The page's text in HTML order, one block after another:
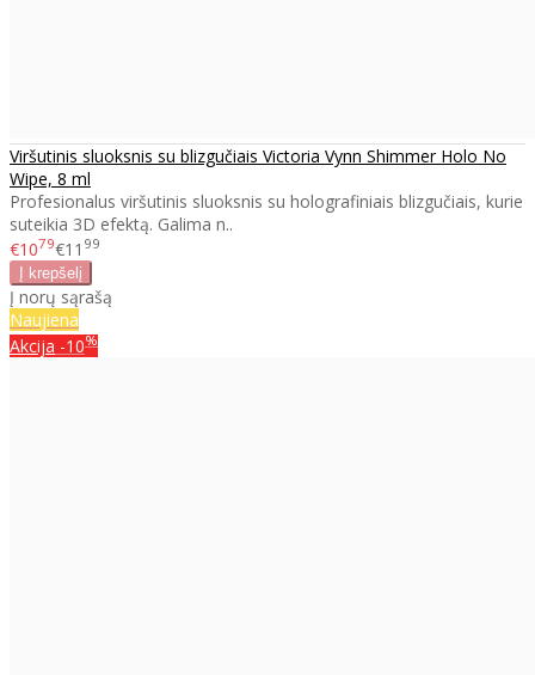
Viršutinis sluoksnis su blizgučiais Victoria Vynn Shimmer Holo No
Wipe, 8 ml
Profesionalus viršutinis sluoksnis su holografiniais blizgučiais, kurie
suteikia 3D efektą. Galima n..
€1079€11 99
Į norų sąrašą
Naujiena
Akcija -10%